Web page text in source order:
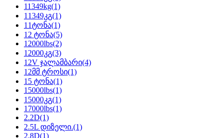
11349kg(1)
11349კგ(1)
11ტონა(1)
12 ტონა(5)
12000lbs(2)
12000კგ(3)
12V ჯალამბარი(4)
12მმ ტროსი(1)
15 ტონა(1)
15000lbs(1)
15000კგ(1)
17000lbs(1)
2.2D(1)
2.5L დიზელი.(1)
2.8D(1)